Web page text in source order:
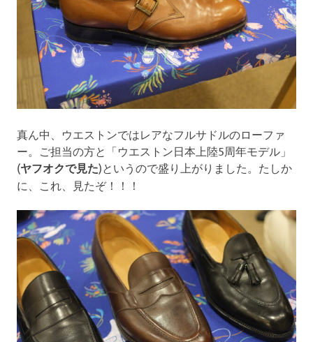
真ん中、ウエストンではレアなフルサドルのローファ
ー。ご担当の方と「ウエストン日本上陸5周年モデル」
(ヤフオクで見た)というので盛り上がりました。たしか
に、これ、見たぞ！！！